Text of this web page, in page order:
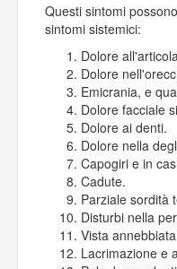
Questi sintomi
sintomi sistemici:
Dolore
Dolore
Emicrania, e
Dolore facciale
Dolore ai denti.
Dolore nella
Capogiri e in
Cadute.
Parziale sordità
Disturbi nella
Vista
Lacrimazione e